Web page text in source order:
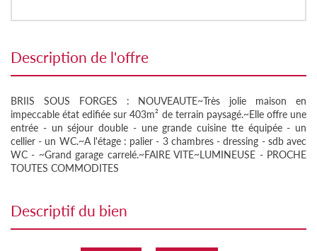
description de l'offre
BRIIS SOUS FORGES : NOUVEAUTE~Très jolie maison en
impeccable état edifiée sur 403m² de terrain paysagé.~Elle offre une
entrée - un séjour double - une grande cuisine tte équipée - un
cellier - un WC.~A l'étage : palier - 3 chambres - dressing - sdb avec
WC - ~Grand garage carrelé.~FAIRE VITE~LUMINEUSE - PROCHE
TOUTES COMMODITES
descriptif du bien